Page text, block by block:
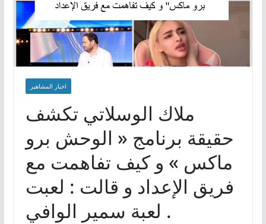
اخبار المشاهير
ملاك الوسلاتي تكشف
حقيقة برنامج « الوحش برو
ماكس » و كيف تفاهمت مع
فريق الإعداد و قالت : لعبت
لعبة سمير الوافي .